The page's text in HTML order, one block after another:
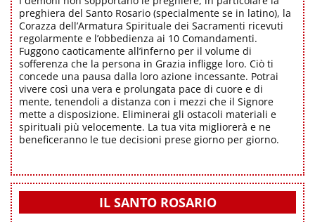
preghiera del Santo Rosario (specialmente se in latino), la
Corazza dell’Armatura Spirituale dei Sacramenti ricevuti
regolarmente e l’obbedienza ai 10 Comandamenti.
Fuggono caoticamente all’inferno per il volume di
sofferenza che la persona in Grazia infligge loro. Ciò ti
concede una pausa dalla loro azione incessante. Potrai
vivere così una vera e prolungata pace di cuore e di
mente, tenendoli a distanza con i mezzi che il Signore
mette a disposizione. Eliminerai gli ostacoli materiali e
spirituali più velocemente. La tua vita migliorerà e ne
beneficeranno le tue decisioni prese giorno per giorno.
IL SANTO ROSARIO